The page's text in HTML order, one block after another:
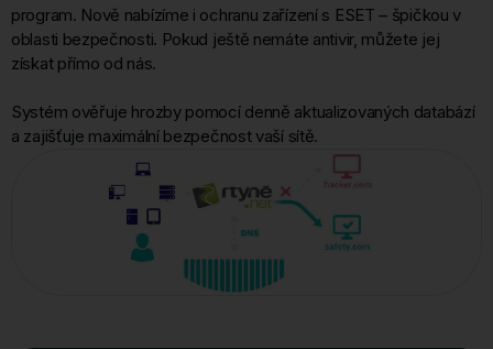
program. Nově nabízíme i ochranu zařízení s ESET – špičkou v
oblasti bezpečnosti. Pokud ještě nemáte antivir, můžete jej
získat přímo od nás.
Systém ověřuje hrozby pomocí denně aktualizovaných databází
a zajišťuje maximální bezpečnost vaší sítě.